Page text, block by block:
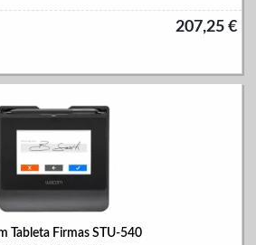
207,25 €
Tableta Firmas STU-540